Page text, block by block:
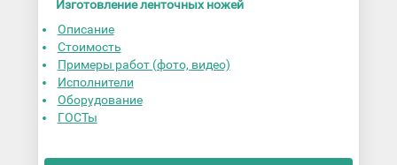
Изготовление ленточных ножей
Описание
Стоимость
Примеры работ (фото, видео)
Исполнители
Оборудование
ГОСТы